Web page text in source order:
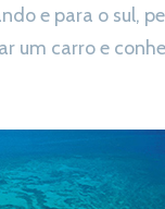
e para o sul,
um carro e